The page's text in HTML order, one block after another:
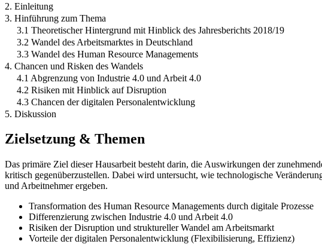
2. Einleitung
3. Hinführung zum Thema
3.1 Theoretischer Hintergrund mit Hinblick des Jahresberichts 2018/19
3.2 Wandel des Arbeitsmarktes in Deutschland
3.3 Wandel des Human Resource Managements
4. Chancen und Risken des Wandels
4.1 Abgrenzung von Industrie 4.0 und Arbeit 4.0
4.2 Risiken mit Hinblick auf Disruption
4.3 Chancen der digitalen Personalentwicklung
5. Diskussion
Zielsetzung & Themen
Das primäre Ziel dieser Hausarbeit besteht darin, die Auswirkungen der
kritisch gegenüberzustellen. Dabei wird untersucht, wie technologische
und Arbeitnehmer ergeben.
Transformation des Human Resource Managements durch digitale Prozesse
Differenzierung zwischen Industrie 4.0 und Arbeit 4.0
Risiken der Disruption und struktureller Wandel am Arbeitsmarkt
Vorteile der digitalen Personalentwicklung (Flexibilisierung, Effizienz)